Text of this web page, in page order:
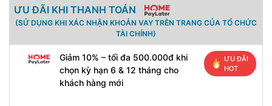
ƯU ĐÃI KHI THANH TOÁN
(SỬ DỤNG KHI XÁC NHẬN KHOẢN VAY TRÊN TRANG CỦA TỔ CHỨC
TÀI CHÍNH)
Giảm 10% – tối đa 500.000đ khi
chọn kỳ hạn 6 & 12 tháng cho
khách hàng mới
ƯU ĐÃI
HOT